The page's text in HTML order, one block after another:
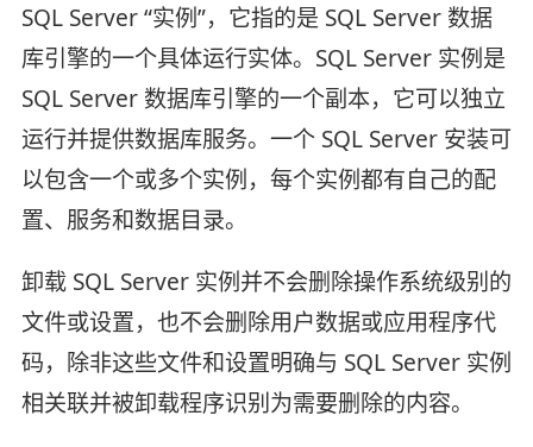
SQL Server “实例”，它指的是 SQL Server 数据
库引擎的一个具体运行实体。SQL Server 实例是
SQL Server 数据库引擎的一个副本，它可以独立
运行并提供数据库服务。一个 SQL Server 安装可
以包含一个或多个实例，每个实例都有自己的配
置、服务和数据目录。
卸载 SQL Server 实例并不会删除操作系统级别的
文件或设置，也不会删除用户数据或应用程序代
码，除非这些文件和设置明确与 SQL Server 实例
相关联并被卸载程序识别为需要删除的内容。